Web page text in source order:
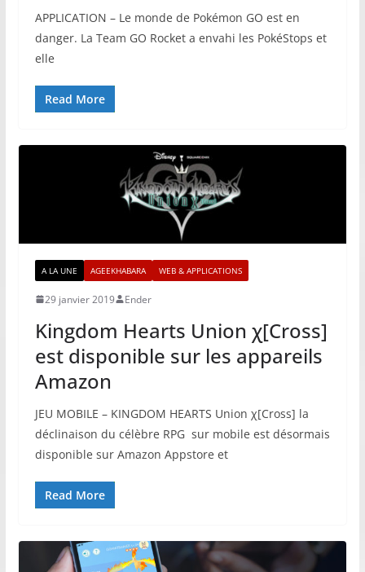
APPLICATION – Le monde de Pokémon GO est en
danger. La Team GO Rocket a envahi les PokéStops et
elle
Read More
A LA UNE AGEEKHABARA WEB & APPLICATIONS
29 janvier 2019 Ender
Kingdom Hearts Union χ[Cross]
est disponible sur les appareils
Amazon
JEU MOBILE – KINGDOM HEARTS Union χ[Cross] la
déclinaison du célèbre RPG sur mobile est désormais
disponible sur Amazon Appstore et
Read More